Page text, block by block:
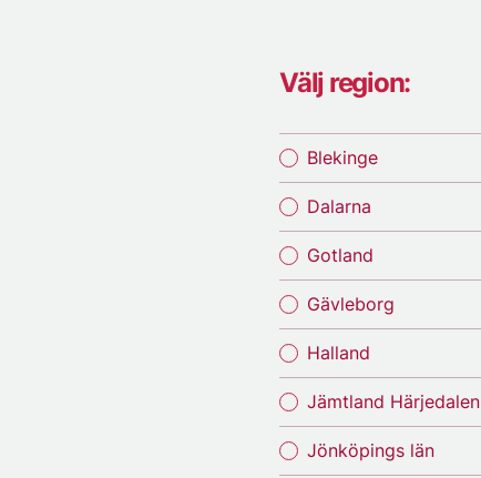
Välj region:
Blekinge
Dalarna
Gotland
Gävleborg
Halland
Jämtland Härjedalen
Jönköpings län